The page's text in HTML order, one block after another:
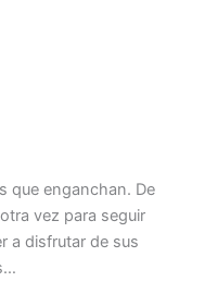
que enganchan. De
vez para seguir
a disfrutar de sus